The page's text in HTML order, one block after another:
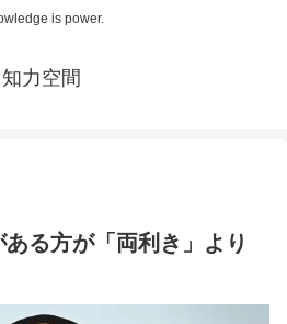
is power.
知力空間
る方が「両利き」より